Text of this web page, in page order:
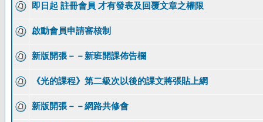
即日起 註冊會員 才有發表及回覆文章之權限
啟動會員申請審核制
新版開張－－新班開課佈告欄
《光的課程》第二級次以後的課文將張貼上網
新版開張－－網路共修會